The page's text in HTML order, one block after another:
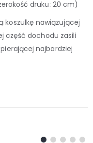
druku: 20 cm)
koszulkę nawiązującej
część dochodu zasili
najbardziej